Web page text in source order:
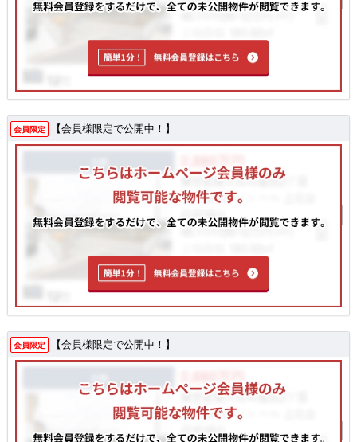
会員限定 【会員様限定で公開中！】
会員限定 【会員様限定で公開中！】